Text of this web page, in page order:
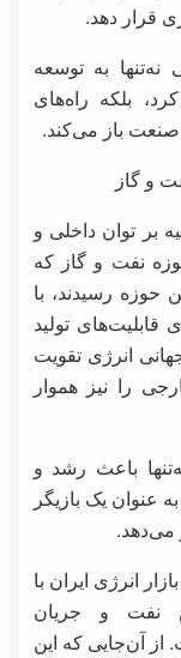
قرار دهد.
به توسعه
بلکه راه‌های
باز می‌کند.
بر توان داخلی و
نفت و گاز که
در این حوزه رسیدند، با
قابلیت‌های تولید
انرژی تقویت
را نیز هموار
باعث رشد و
عنوان یک بازیگر
می‌دهد.
انرژی ایران با
نفت و جریان
آن‌جایی که این